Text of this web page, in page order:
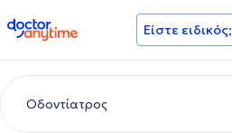
doctoranytime Είστε ειδικός;